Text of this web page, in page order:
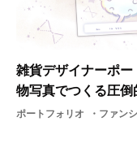
雑貨デザイナーポ
物写真でつくる圧倒
ポートフォリオ ファンシー雑貨雑貨デ